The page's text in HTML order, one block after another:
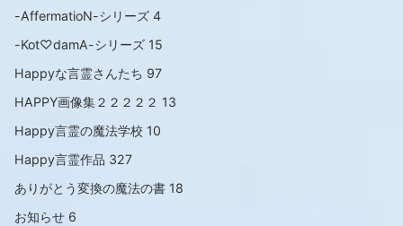
-AffermatioN-シリーズ 4
-Kot♡damA-シリーズ 15
Happyな言霊さんたち 97
HAPPY画像集２２２２２ 13
Happy言霊の魔法学校 10
Happy言霊作品 327
ありがとう変換の魔法の書 18
お知らせ 6